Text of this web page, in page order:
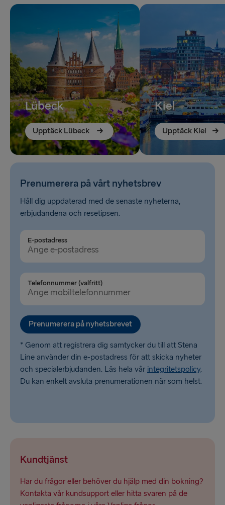
Lübeck
Upptäck Lübeck
Kiel
Upptäck Kiel
Prenumerera på vårt nyhetsbrev
Håll dig uppdaterad med de senaste nyheterna,
erbjudandena och resetipsen.
E-postadress
Telefonnummer (valfritt)
Prenumerera på nyhetsbrevet
* Genom att registrera dig samtycker du till att Stena
Line använder din e-postadress för att skicka nyheter
och specialerbjudanden. Läs hela vår integritetspolicy.
Du kan enkelt avsluta prenumerationen när som helst.
Kundtjänst
Har du frågor eller behöver du hjälp med din bokning?
Kontakta vår kundsupport eller hitta svaren på de